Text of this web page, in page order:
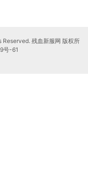
残血新服网 版权所
号-61